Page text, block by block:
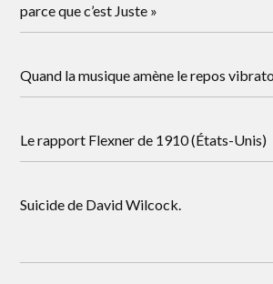
parce que c’est Juste »
Quand la musique amène le repos
Le rapport Flexner de 1910 (États-Unis)
Suicide de David Wilcock.